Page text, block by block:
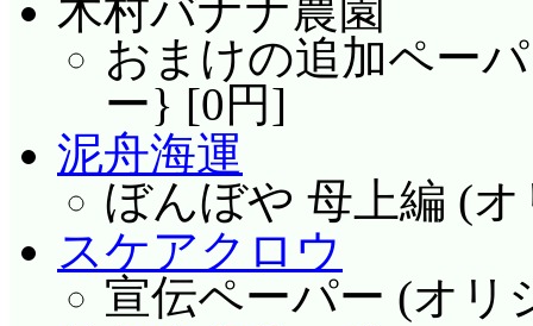
木村バナナ農園
おまけの追加ペー
ー} [0円]
泥舟海運
ぼんぼや 母上編 (
スケアクロウ
宣伝ペーパー (オ